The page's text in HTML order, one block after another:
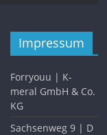
Impressum
Forryouu | K-
meral GmbH & Co.
KG
Sachsenweg 9 | D